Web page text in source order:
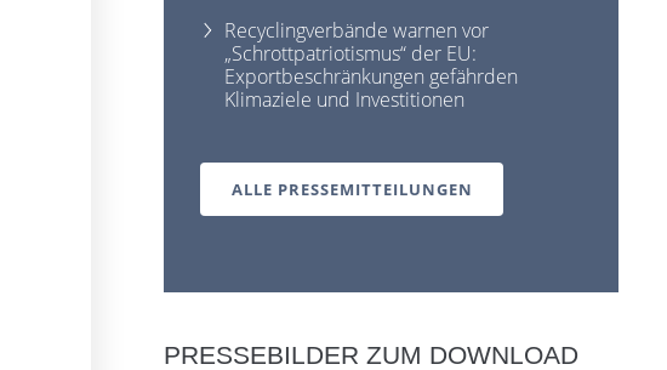
Recyclingverbände warnen vor
„Schrottpatriotismus“ der EU:
Exportbeschränkungen gefährden
Klimaziele und Investitionen
ALLE PRESSEMITTEILUNGEN
PRESSEBILDER ZUM DOWNLOAD